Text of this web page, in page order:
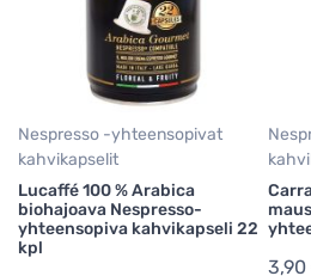
Nespresso -yhteensopivat
kahvikapselit
Lucaffé 100 % Arabica
biohajoava Nespresso-
yhteensopiva kahvikapseli 22
kpl